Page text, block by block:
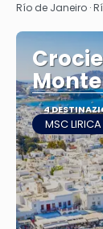
Río de Janeiro ·
4
MSC LIRICA